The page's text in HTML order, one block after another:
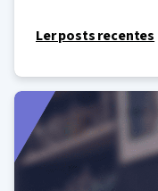
Ler posts recentes